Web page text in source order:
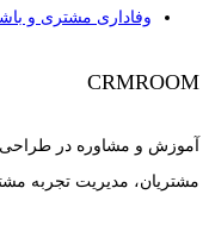
وفاداری مشتری و
CRMROOM
آموزش و مشاوره در طراحی
مشتریان، مدیریت تجربه